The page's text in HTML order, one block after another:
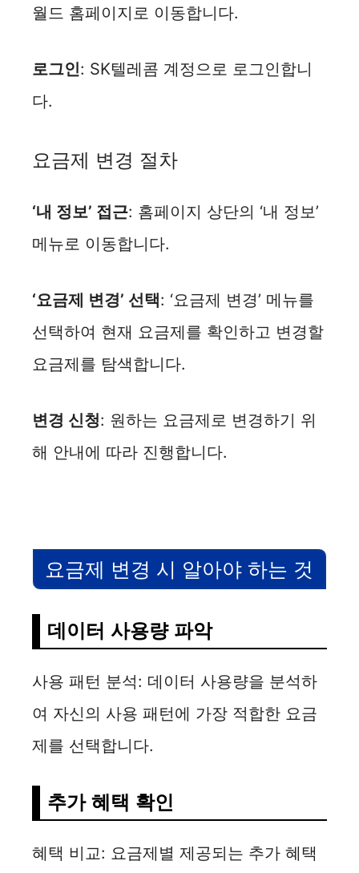
월드 홈페이지로 이동합니다.
로그인: SK텔레콤 계정으로 로그인합니
다.
요금제 변경 절차
‘내 정보’ 접근: 홈페이지 상단의 ‘내 정보’
메뉴로 이동합니다.
‘요금제 변경’ 선택: ‘요금제 변경’ 메뉴를
선택하여 현재 요금제를 확인하고 변경할
요금제를 탐색합니다.
변경 신청: 원하는 요금제로 변경하기 위
해 안내에 따라 진행합니다.
요금제 변경 시 알아야 하는 것
데이터 사용량 파악
사용 패턴 분석: 데이터 사용량을 분석하
여 자신의 사용 패턴에 가장 적합한 요금
제를 선택합니다.
추가 혜택 확인
혜택 비교: 요금제별 제공되는 추가 혜택